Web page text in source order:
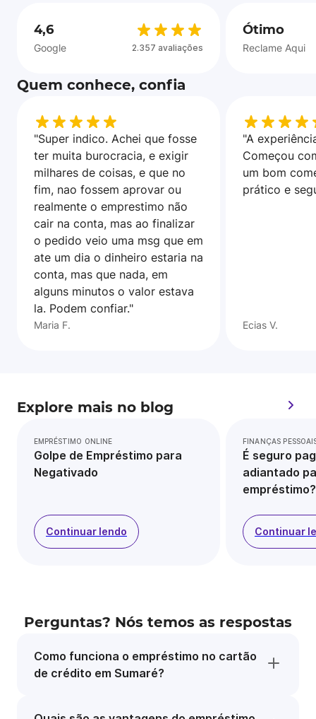
4,6
Google 2.357 avaliações
Ótimo
Reclame Aqui
Quem conhece, confia
"Super indico. Achei que fosse
ter muita burocracia, e exigir
milhares de coisas, e que no
fim, nao fossem aprovar ou
realmente o emprestimo não
cair na conta, mas ao finalizar
o pedido veio uma msg que em
ate um dia o dinheiro estaria na
conta, mas que nada, em
alguns minutos o valor estava
la. Podem confiar."
Maria F.
"A
Começou
um bom
prático e
Ecias V.
Explore mais no blog
EMPRÉSTIMO ONLINE
Golpe de Empréstimo para
Negativado
Continuar lendo
FINANÇAS
É seguro
adiantado
empréstimo?
Continuar
Perguntas? Nós temos as respostas
Como funciona o empréstimo no cartão
de crédito em Sumaré?